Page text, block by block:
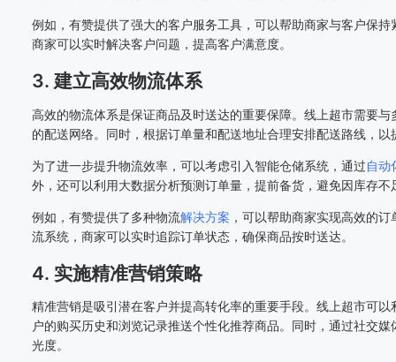
例如，有赞提供了强大的客户服务工具，可以帮助商家与客户保
商家可以实时解决客户问题，提高客户满意度。
3. 建立高效物流体系
高效的物流体系是保证商品及时送达的重要保障。线上超市需要
的配送网络。同时，根据订单量和配送地址合理安排配送路线，以
为了进一步提升物流效率，可以考虑引入智能仓储系统，通过自动
外，还可以利用大数据分析预测订单量，提前备货，避免因库存
例如，有赞提供了多种物流解决方案 ，可以帮助商家实现高效的
流系统，商家可以实时追踪订单状态，确保商品按时送达。
4. 实施精准营销策略
精准营销是吸引潜在客户并提高转化率的重要手段。线上超市可
户的购买历史和浏览记录推送个性化推荐商品。同时，通过社交媒
光度。